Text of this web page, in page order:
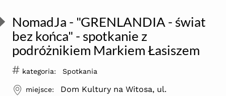
NomadJa - "GRENLANDIA - świat
bez końca" - spotkanie z
podróżnikiem Markiem Łasiszem
# kategoria: Spotkania
ikona
miejsce:
Dom Kultury na Witosa, ul.